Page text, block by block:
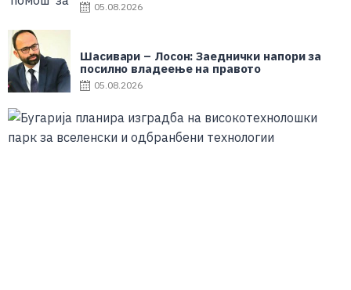
05.08.2026
Шасивари – Лосон: Заеднички напори за
посилно владеење на правото
05.08.2026